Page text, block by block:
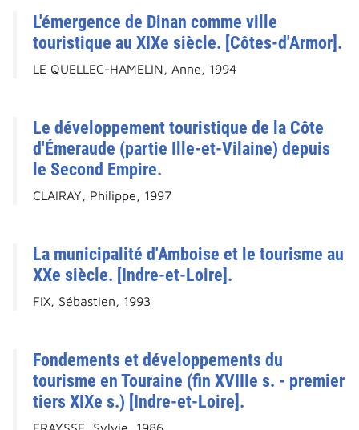
L'émergence de Dinan comme ville
touristique au XIXe siècle. [Côtes-d'Armor].
LE QUELLEC-HAMELIN, Anne, 1994
Le développement touristique de la Côte
d'Émeraude (partie Ille-et-Vilaine) depuis
le Second Empire.
CLAIRAY, Philippe, 1997
La municipalité d'Amboise et le tourisme au
XXe siècle. [Indre-et-Loire].
FIX, Sébastien, 1993
Fondements et développements du
tourisme en Touraine (fin XVIIIe s. - premier
tiers XIXe s.) [Indre-et-Loire].